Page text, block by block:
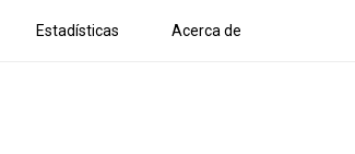
Estadísticas Acerca de